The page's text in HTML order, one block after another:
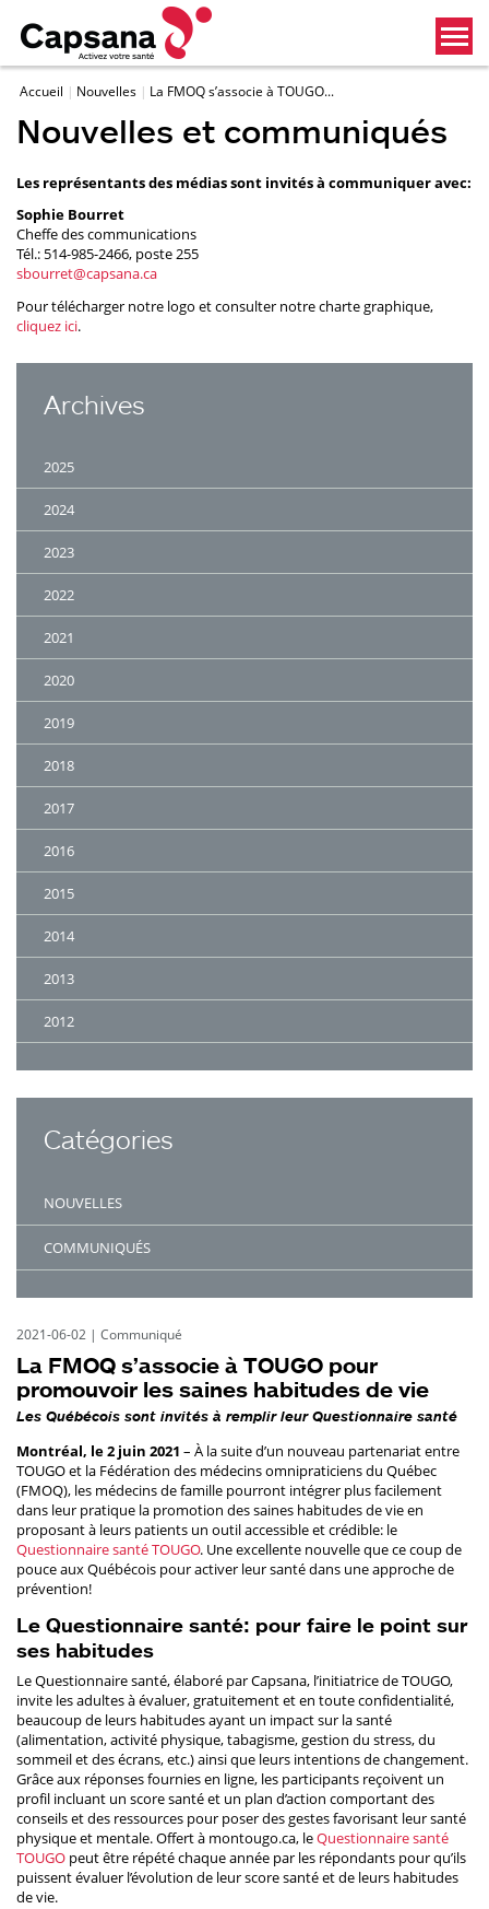
Accueil Nouvelles La FMOQ s’associe à TOUGO...
Nouvelles et communiqués
Les représentants des médias sont invités à communiquer avec:
Sophie Bourret
Cheffe des communications
Tél.: 514-985-2466, poste 255
sbourret@capsana.ca
Pour télécharger notre logo et consulter notre charte graphique,
cliquez ici.
Archives
2025
2024
2023
2022
2021
2020
2019
2018
2017
2016
2015
2014
2013
2012
Catégories
NOUVELLES
COMMUNIQUÉS
2021-06-02 | Communiqué
La FMOQ s’associe à TOUGO pour
promouvoir les saines habitudes de vie
Les Québécois sont invités à remplir leur Questionnaire santé
Montréal, le 2 juin 2021 – À la suite d’un nouveau partenariat entre
TOUGO et la Fédération des médecins omnipraticiens du Québec
(FMOQ), les médecins de famille pourront intégrer plus facilement
dans leur pratique la promotion des saines habitudes de vie en
proposant à leurs patients un outil accessible et crédible: le
Questionnaire santé TOUGO. Une excellente nouvelle que ce coup de
pouce aux Québécois pour activer leur santé dans une approche de
prévention!
Le Questionnaire santé: pour faire le point sur
ses habitudes
Le Questionnaire santé, élaboré par Capsana, l’initiatrice de TOUGO,
invite les adultes à évaluer, gratuitement et en toute confidentialité,
beaucoup de leurs habitudes ayant un impact sur la santé
(alimentation, activité physique, tabagisme, gestion du stress, du
sommeil et des écrans, etc.) ainsi que leurs intentions de changement.
Grâce aux réponses fournies en ligne, les participants reçoivent un
profil incluant un score santé et un plan d’action comportant des
conseils et des ressources pour poser des gestes favorisant leur santé
physique et mentale. Offert à montougo.ca, leQuestionnaire santé
TOUGO peut être répété chaque année par les répondants pour qu’ils
puissent évaluer l’évolution de leur score santé et de leurs habitudes
de vie.